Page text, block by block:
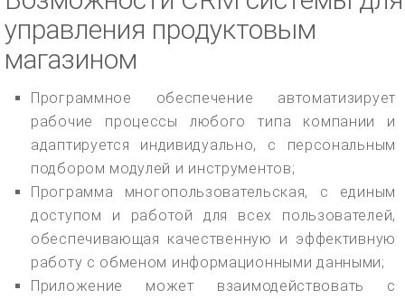
управления продуктовым
магазином
Программное обеспечение автоматизирует
рабочие процессы любого типа компании и
адаптируется индивидуально, с персональным
подбором модулей и инструментов;
Программа многопользовательская, с единым
доступом и работой для всех пользователей,
обеспечивающая качественную и эффективную
работу с обменом информационными данными;
Приложение может взаимодействовать с